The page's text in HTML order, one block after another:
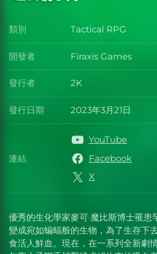
優秀的生化學家麥可·魔比斯博士罹患
變成宛如蝙蝠般的生物，為了生存下
食活人鮮血。現在，在一系列全新劇
類別 類別
Tactical RPG
開發者 開發者
Firaxis Games
發行者 發行者
2K
發行日期 發行日期
2023年3月21日
連結 連結
YouTube
Facebook
X